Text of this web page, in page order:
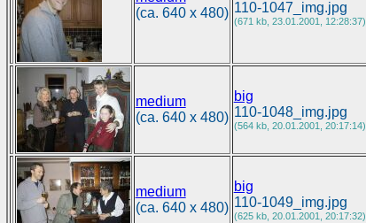
(ca. 640 x 480) 110-1047_img.jpg
(671 kb, 23.01.2001, 12:28:37)
medium
(ca. 640 x 480)
big
110-1048_img.jpg
(564 kb, 20.01.2001, 20:17:14)
medium
(ca. 640 x 480)
big
110-1049_img.jpg
(625 kb, 20.01.2001, 20:17:32)